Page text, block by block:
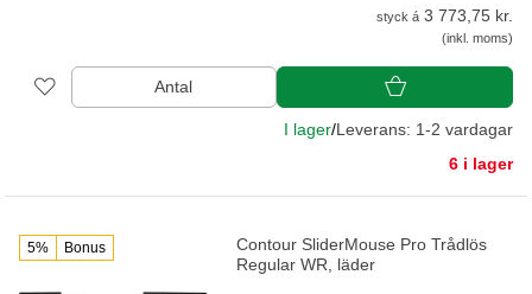
styck á 3 773,75 kr.
(inkl. moms)
Antal
I lager/Leverans: 1-2 vardagar
6 i lager
5% Bonus
Contour SliderMouse Pro Trådlös
Regular WR, läder